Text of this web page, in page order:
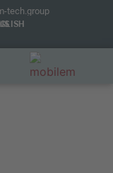
tech.group